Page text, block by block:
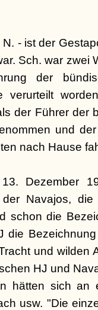
- ist der
Sch. war zwei
der
verurteilt
der Führer der
und
nach Hause
Dezember
der Navajos,
schon die
die
und wilden
HJ und
hätten sich an
usw. "Die